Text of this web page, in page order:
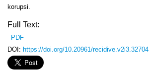
korupsi.
Full Text:
PDF
DOI: https://doi.org/10.20961/recidive.v2i3.32704